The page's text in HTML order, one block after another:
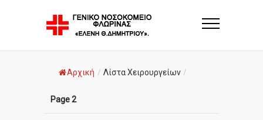
Αρχική / Λίστα Χειρουργείων /
Page 2